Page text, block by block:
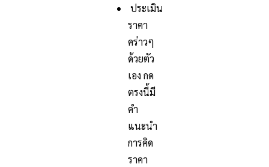
ประเมิน
ราคา
คร่าวๆ
ด้วยตัว
เอง กด
ตรงนี้มี
คำ
แนะนำ
การคิด
ราคา